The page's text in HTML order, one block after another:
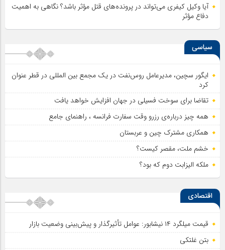
آیا وکیل کیفری می‌تواند در پرونده‌های قتل مؤثر باشد؟ نگاهی به اهمیت
دفاع مؤثر
سیاسی
ایگور سچین، مدیرعامل روس‌نفت در یک مجمع بین المللی در قطر عنوان
کرد
تقاضا برای سوخت فسیلی در جهان افزایش خواهد یافت
همه چیز درباره‌ی رزرو وقت سفارت فرانسه ، راهنمای جامع
همکاری مشترک چین و عربستان
خشم ملت، مقصر کیست؟
ملکه الیزابت دوم که بود؟
اقتصادی
قیمت میلگرد ۱۴ نیشابور: عوامل تأثیرگذار و پیش‌بینی وضعیت بازار
بتن غلتکی